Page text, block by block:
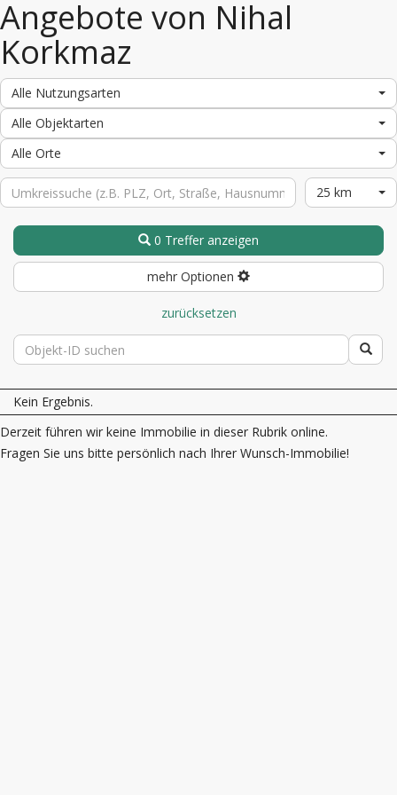
Angebote von Nihal
Korkmaz
Alle Nutzungsarten
Alle Objektarten
Alle Orte
25 km
0 Treffer anzeigen
mehr Optionen
zurücksetzen
Kein Ergebnis.
Derzeit führen wir keine Immobilie in dieser Rubrik online.
Fragen Sie uns bitte persönlich nach Ihrer Wunsch-Immobilie!